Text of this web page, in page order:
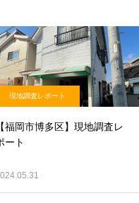
現地調査レポート
【福岡市博多区】現地調査レ
ート